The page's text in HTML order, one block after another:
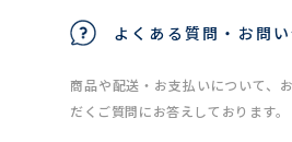
よくある質問・お問
商品や配送・お支払いについて、
だくご質問にお答えしております。